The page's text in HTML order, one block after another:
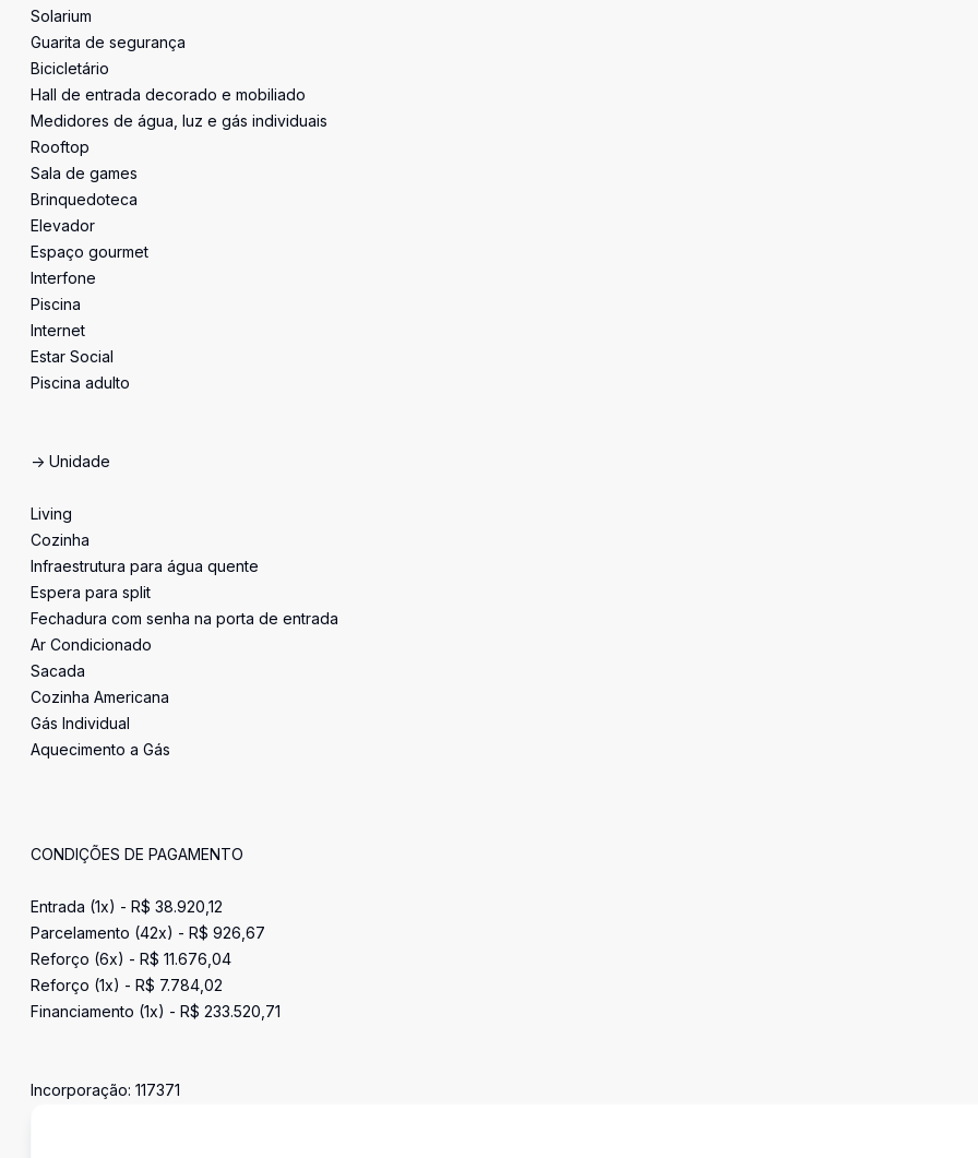
Solarium
Guarita de segurança
Bicicletário
Hall de entrada decorado e mobiliado
Medidores de água, luz e gás individuais
Rooftop
Sala de games
Brinquedoteca
Elevador
Espaço gourmet
Interfone
Piscina
Internet
Estar Social
Piscina adulto
-> Unidade
Living
Cozinha
Infraestrutura para água quente
Espera para split
Fechadura com senha na porta de entrada
Ar Condicionado
Sacada
Cozinha Americana
Gás Individual
Aquecimento a Gás
CONDIÇÕES DE PAGAMENTO
Entrada (1x) - R$ 38.920,12
Parcelamento (42x) - R$ 926,67
Reforço (6x) - R$ 11.676,04
Reforço (1x) - R$ 7.784,02
Financiamento (1x) - R$ 233.520,71
Incorporação: 117371